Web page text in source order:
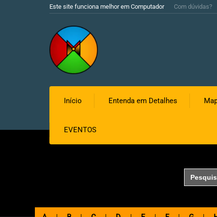
Este site funciona melhor em Computador Com dúvidas?
Início Entenda em Detalhes
EVENTOS
Search
for: